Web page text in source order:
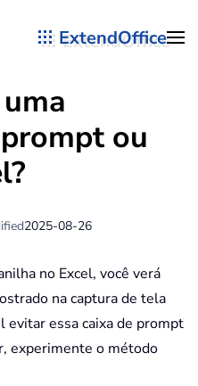
ExtendOffice
ou
2025-08-26
no Excel, você verá
na captura de tela
evitar essa caixa de prompt
experimente o método